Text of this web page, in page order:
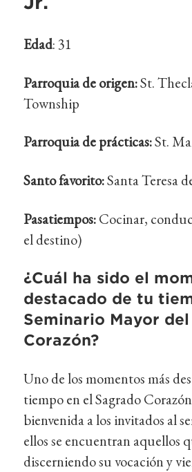
Edad: 31
Parroquia de origen:St.
Township
Parroquia de prácticas:St.
Santo favorito:Santa Teresa
Pasatiempos:Cocinar,
el destino)
¿Cuál ha sido el
destacado de tu
Seminario Mayor
Corazón?
Uno de los momentos más
tiempo en el Sagrado
bienvenida a los invitados al
ellos se encuentran aquellos
discerniendo su vocación y